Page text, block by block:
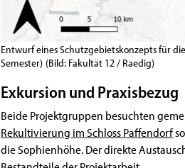
Entwurf eines Schutzgebietskonzepts für
Semester) (Bild: Fakultät 12 / Raedig)
Exkursion und Praxisbezug
Beide Projektgruppen besuchten
Rekultivierung im Schloss Paffendorf
die Sophienhöhe. Der direkte